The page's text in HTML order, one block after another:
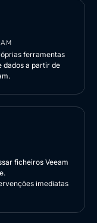
ferramentas
dados a partir de
ficheiros Veeam
imediatas